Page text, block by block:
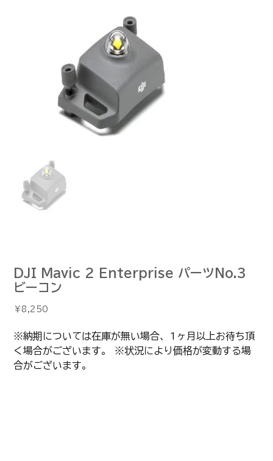
DJI Mavic 2 Enterprise パーツNo.3
ビーコン
価
格
￥8,250
※納期については在庫が無い場合、1ヶ月以上お待ち頂
く場合がございます。 ※状況により価格が変動する場
合がございます。